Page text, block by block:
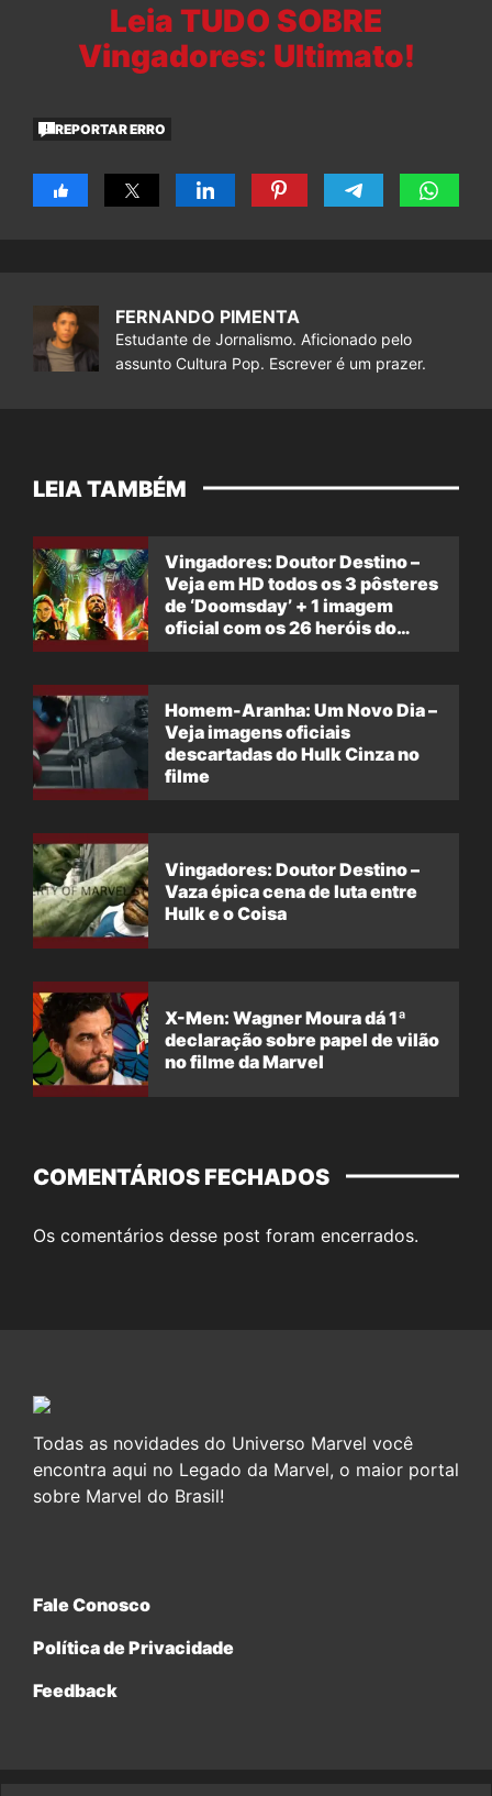
Leia TUDO SOBRE
Vingadores: Ultimato!
REPORTAR ERRO
FERNANDO PIMENTA
Estudante de Jornalismo. Aficionado pelo
assunto Cultura Pop. Escrever é um prazer.
LEIA TAMBÉM
Vingadores: Doutor Destino –
Veja em HD todos os 3 pôsteres
de ‘Doomsday’ + 1 imagem
oficial com os 26 heróis do
Homem-Aranha: Um Novo Dia –
Veja imagens oficiais
descartadas do Hulk Cinza no
filme
Vingadores: Doutor Destino –
Vaza épica cena de luta entre
Hulk e o Coisa
X-Men: Wagner Moura dá 1ª
declaração sobre papel de vilão
no filme da Marvel
COMENTÁRIOS FECHADOS
Os comentários desse post foram encerrados.
Todas as novidades do Universo Marvel você
encontra aqui no Legado da Marvel, o maior portal
sobre Marvel do Brasil!
Fale Conosco
Política de Privacidade
Feedback